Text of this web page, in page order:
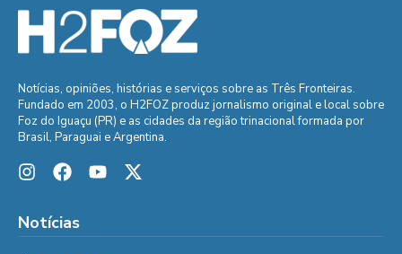
Notícias, opiniões, histórias e serviços sobre as Três Fronteiras.
Fundado em 2003, o H2FOZ produz jornalismo original e local sobre
Foz do Iguaçu (PR) e as cidades da região trinacional formada por
Brasil, Paraguai e Argentina.
Notícias